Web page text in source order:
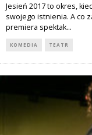
Jesień 2017 to okres,
swojego istnienia. A co
premiera spektak...
KOMEDIA TEATR